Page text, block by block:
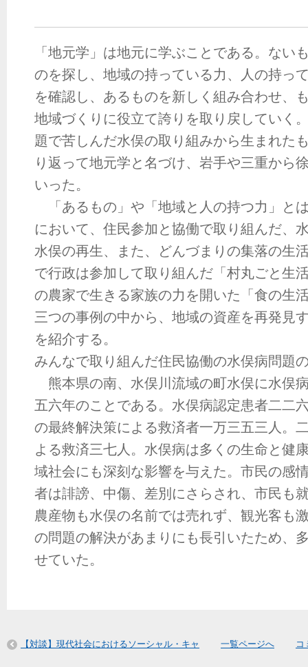
「地元学」は地元に学ぶことである。ない
のを探し、地域の持っている力、人の持っ
を確認し、あるものを新しく組み合わせ、
地域づくりに役立て誇りを取り戻していく
題で苦しんだ水俣の取り組みから生まれた
り返って地元学と名づけ、岩手や三重から
いった。
「あるもの」や「地域と人の持つ力」と
において、住民参加と協働で取り組んだ、
水俣の再生、また、どんづまりの集落の生
で行政は参加して取り組んだ「村丸ごと生
の農家で生きる家族の力を開いた「食の生
三つの事例の中から、地域の資産を再発見
を紹介する。
みんなで取り組んだ住民協働の水俣病問題
熊本県の南、水俣川流域の町水俣に水俣
五六年のことである。水俣病認定患者二二
の最終解決策による救済者一万三五三人。
よる救済三七人。水俣病は多くの生命と健
域社会にも深刻な影響を与えた。市民の感
者は誹謗、中傷、差別にさらされ、市民も
農産物も水俣の名前では売れず、観光客も
の問題の解決があまりにも長引いたため、
せていた。
【対談】現代社会におけるソーシャル・キャ 一覧ページへ コ